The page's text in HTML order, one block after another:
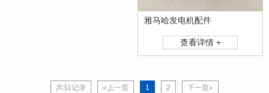
雅马哈发电机配件
查看详情 +
共31记录 «上一页 1 2 下一页»